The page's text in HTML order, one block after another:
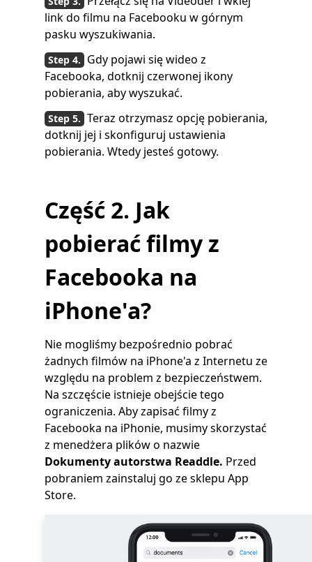
link do filmu na Facebooku w górnym
pasku wyszukiwania.
Gdy pojawi się wideo z
Facebooka, dotknij czerwonej ikony
pobierania, aby wyszukać.
Teraz otrzymasz opcję pobierania,
dotknij jej i skonfiguruj ustawienia
pobierania. Wtedy jesteś gotowy.
Część 2. Jak
pobierać filmy z
Facebooka na
iPhone'a?
Nie mogliśmy bezpośrednio pobrać
żadnych filmów na iPhone'a z Internetu ze
względu na problem z bezpieczeństwem.
Na szczęście istnieje obejście tego
ograniczenia. Aby zapisać filmy z
Facebooka na iPhonie, musimy skorzystać
z menedżera plików o nazwie
Dokumenty autorstwa Readdle. Przed
pobraniem zainstaluj go ze sklepu App
Store.